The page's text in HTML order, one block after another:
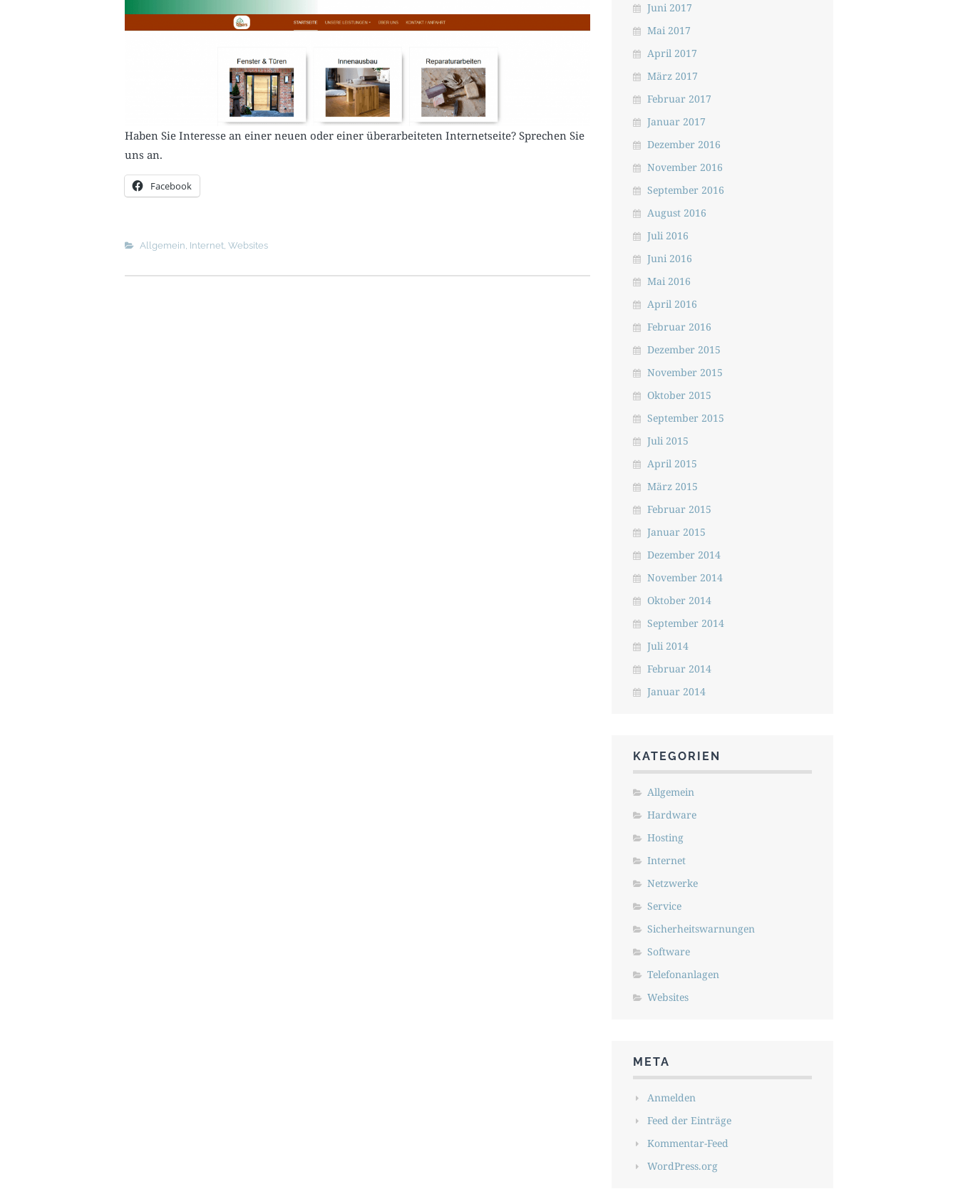
Haben Sie Interesse an einer neuen oder einer überarbeiteten Internetseite? Sprechen Sie
uns an.
Facebook
Allgemein Internet Websites
Juni 2017
Mai 2017
April 2017
März 2017
Februar 2017
Januar 2017
Dezember 2016
November 2016
September 2016
August 2016
Juli 2016
Juni 2016
Mai 2016
April 2016
Februar 2016
Dezember 2015
November 2015
Oktober 2015
September 2015
Juli 2015
April 2015
März 2015
Februar 2015
Januar 2015
Dezember 2014
November 2014
Oktober 2014
September 2014
Juli 2014
Februar 2014
Januar 2014
KATEGORIEN
Allgemein
Hardware
Hosting
Internet
Netzwerke
Service
Sicherheitswarnungen
Software
Telefonanlagen
Websites
META
Anmelden
Feed der Einträge
Kommentar-Feed
WordPress.org